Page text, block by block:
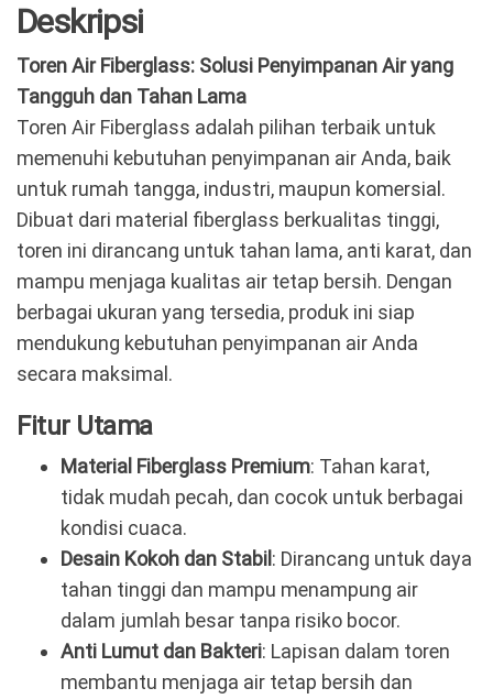
Deskripsi
Toren Air Fiberglass: Solusi Penyimpanan Air yang
Tangguh dan Tahan Lama
Toren Air Fiberglass adalah pilihan terbaik untuk
memenuhi kebutuhan penyimpanan air Anda, baik
untuk rumah tangga, industri, maupun komersial.
Dibuat dari material fiberglass berkualitas tinggi,
toren ini dirancang untuk tahan lama, anti karat, dan
mampu menjaga kualitas air tetap bersih. Dengan
berbagai ukuran yang tersedia, produk ini siap
mendukung kebutuhan penyimpanan air Anda
secara maksimal.
Fitur Utama
Material Fiberglass Premium: Tahan karat,
tidak mudah pecah, dan cocok untuk berbagai
kondisi cuaca.
Desain Kokoh dan Stabil: Dirancang untuk daya
tahan tinggi dan mampu menampung air
dalam jumlah besar tanpa risiko bocor.
Anti Lumut dan Bakteri: Lapisan dalam toren
membantu menjaga air tetap bersih dan